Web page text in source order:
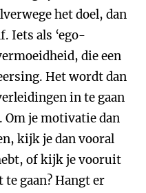
het doel, dan
Iets als ‘ego-
die een
Het wordt dan
in te gaan
Om je motivatie dan
kijk je dan vooral
of kijk je vooruit
te gaan? Hangt er